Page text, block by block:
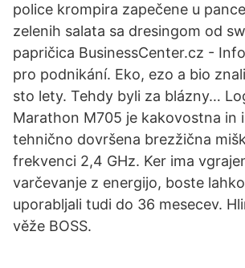
police krompira zapečene u
zelenih salata sa dresingom od
papričica BusinessCenter.cz -
pro podnikání. Eko, ezo a bio
sto lety. Tehdy byli za blázny…
Marathon M705 je kakovostna in
tehnično dovršena brezžična
frekvenci 2,4 GHz. Ker ima
varčevanje z energijo, boste
uporabljali tudi do 36 mesecev.
věže BOSS.